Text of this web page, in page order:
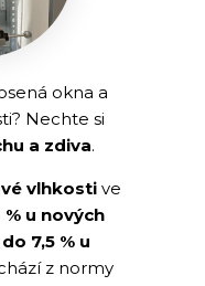
okna a
Nechte si
a zdiva.
vlhkostive
% u nových
do 7,5 % u
z normy